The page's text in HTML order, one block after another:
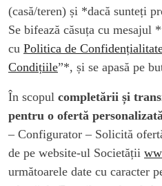
(casă/teren) și *dacă sunteți
Se bifează căsuța cu mesajul
cu Politica de
Condițiile”*, și se apasă pe
În scopul completării și
pentru o ofertă personalizată
– Configurator – Solicită
de pe website-ul Societății
următoarele date cu caracter